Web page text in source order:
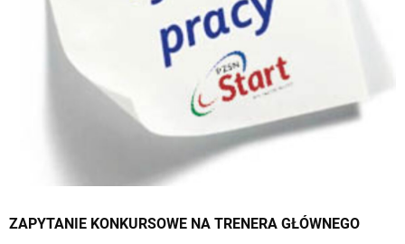
ZAPYTANIE KONKURSOWE NA TRENERA GŁÓWNEGO